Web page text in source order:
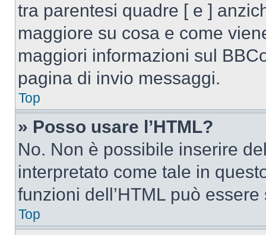
tra parentesi quadre [ e ]
maggiore su cosa e come
maggiori informazioni sul
pagina di invio messaggi.
Top
» Posso usare l’HTML?
No. Non è possibile inserire
interpretato come tale in
funzioni dell’HTML può
Top